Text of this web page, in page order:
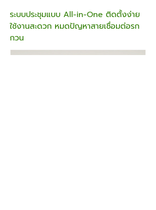
ระบบประชุมแบบ All-in-One ติดตั้งง่าย
ใช้งานสะดวก หมดปัญหาสายเชื่อมต่อรก
กวน